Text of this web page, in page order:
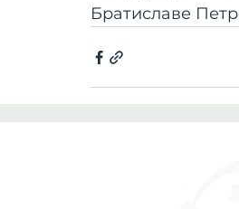
Братиславе